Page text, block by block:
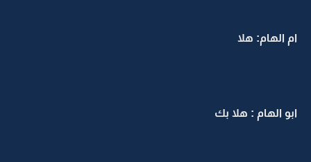
ام الهام: هلا
ابو الهام : هلا بك